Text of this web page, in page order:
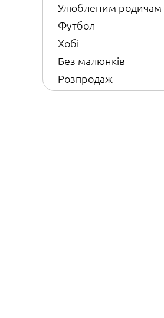
Улюбленим родичам
Футбол
Хобі
Без малюнків
Розпродаж